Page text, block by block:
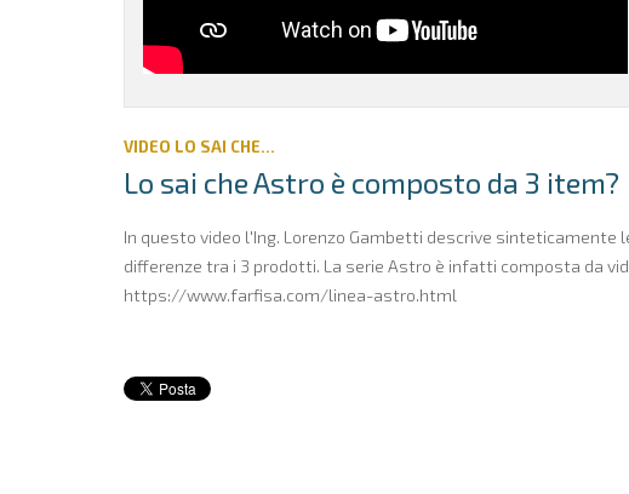
VIDEO LO SAI CHE...
Lo sai che Astro è composto da 3 item?
In questo video l'Ing. Lorenzo Gambetti descrive
differenze tra i 3 prodotti. La serie Astro è infatti composta da
https://www.farfisa.com/linea-astro.html